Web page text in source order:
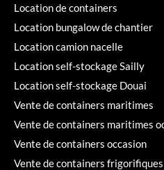
Location de containers
Location bungalow de chantier
Location camion nacelle
Location self-stockage Sailly
Location self-stockage Douai
Vente de containers maritimes
Vente de containers maritimes
Vente de containers occasion
Vente de containers